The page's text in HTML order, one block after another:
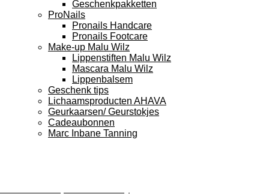
Geschenkpakketten
ProNails
Pronails Handcare
Pronails Footcare
Make-up Malu Wilz
Lippenstiften Malu Wilz
Mascara Malu Wilz
Lippenbalsem
Geschenk tips
Lichaamsproducten AHAVA
Geurkaarsen/ Geurstokjes
Cadeaubonnen
Marc Inbane Tanning